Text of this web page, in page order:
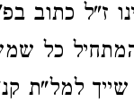
ז"ל כתוב
כל
שייך למל"ת